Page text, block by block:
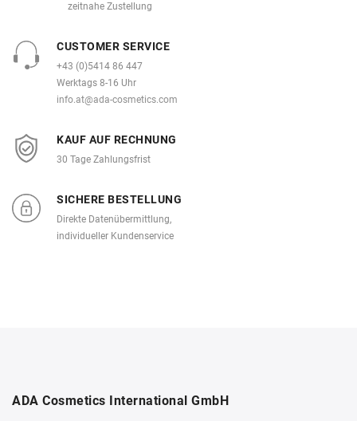
zeitnahe Zustellung
CUSTOMER SERVICE
+43 (0)5414 86 447
Werktags 8-16 Uhr
info.at@ada-cosmetics.com
KAUF AUF RECHNUNG
30 Tage Zahlungsfrist
SICHERE BESTELLUNG
Direkte Datenübermittlung,
individueller Kundenservice
ADA Cosmetics International GmbH